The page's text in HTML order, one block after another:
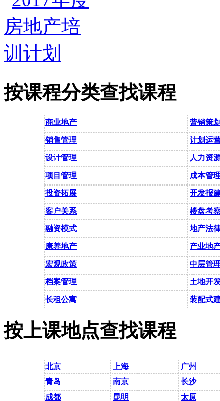
按课程分类查找课程
商业地产 营销策
销售管理 计划运
设计管理 人力资
项目管理 成本管
投资拓展 开发报
客户关系 楼盘考
融资模式 地产法
康养地产 产业地
宏观政策 中层管
档案管理 土地开
长租公寓 装配式
按上课地点查找课程
北京 上海
广州
青岛
南京
长沙
成都
昆明
太原